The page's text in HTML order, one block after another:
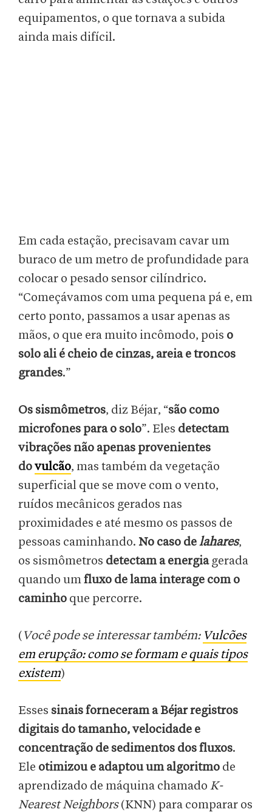
equipamentos, o que tornava a subida
ainda mais difícil.
Em cada estação, precisavam cavar um
buraco de um metro de profundidade para
colocar o pesado sensor cilíndrico.
“Começávamos com uma pequena pá e, em
certo ponto, passamos a usar apenas as
mãos, o que era muito incômodo, pois o
solo ali é cheio de cinzas, areia e troncos
grandes.”
Os sismômetros, diz Béjar, “são como
microfones para o solo”. Eles detectam
vibrações não apenas provenientes
dovulcão, mas também da vegetação
superficial que se move com o vento,
ruídos mecânicos gerados nas
proximidades e até mesmo os passos de
pessoas caminhando. No caso delahares,
os sismômetros detectam a energia gerada
quando umfluxo de lama interage com o
caminho que percorre.
( Você pode se interessar também: Vulcões
em erupção: como se formam e quais tipos
existem)
Esses sinais forneceram a Béjar registros
digitais do tamanho, velocidade e
concentração de sedimentos dos fluxos.
Ele otimizou e adaptou um algoritmo de
aprendizado de máquina chamado K-
Nearest Neighbors(KNN) para comparar os